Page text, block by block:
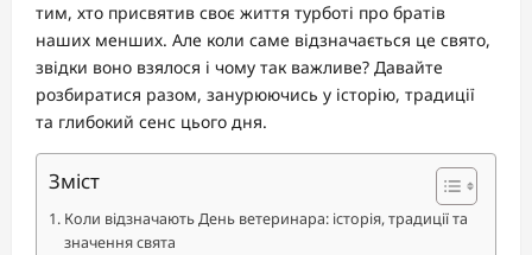
тим, хто присвятив своє життя турботі про братів
наших менших. Але коли саме відзначається це свято,
звідки воно взялося і чому так важливе? Давайте
розбиратися разом, занурюючись у історію, традиції
та глибокий сенс цього дня.
Зміст
Коли відзначають День ветеринара: історія, традиції та
значення свята